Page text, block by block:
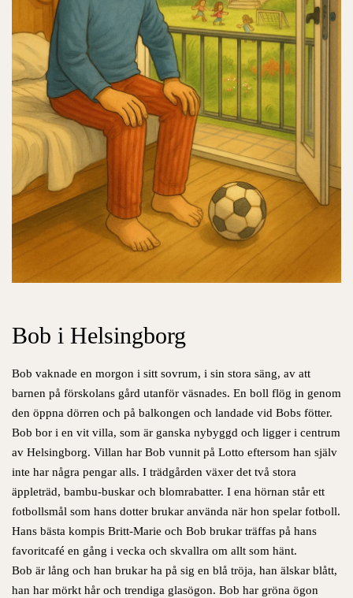
Bob i Helsingborg
Bob vaknade en morgon i sitt sovrum, i sin stora säng, av att
barnen på förskolans gård utanför väsnades. En boll flög in genom
den öppna dörren och på balkongen och landade vid Bobs fötter.
Bob bor i en vit villa, som är ganska nybyggd och ligger i centrum
av Helsingborg. Villan har Bob vunnit på Lotto eftersom han själv
inte har några pengar alls. I trädgården växer det två stora
äppleträd, bambu-buskar och blomrabatter. I ena hörnan står ett
fotbollsmål som hans dotter brukar använda när hon spelar fotboll.
Hans bästa kompis Britt-Marie och Bob brukar träffas på hans
favoritcafé en gång i vecka och skvallra om allt som hänt.
Bob är lång och han brukar ha på sig en blå tröja, han älskar blått,
han har mörkt hår och trendiga glasögon. Bob har gröna ögon